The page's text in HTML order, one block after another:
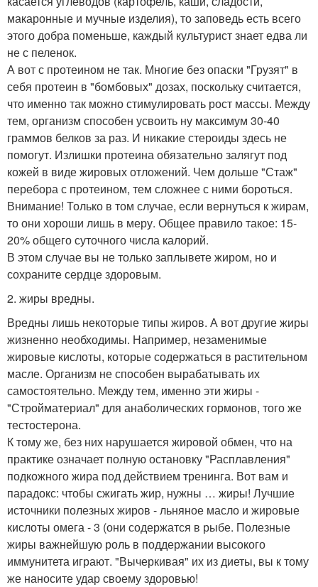
макаронные и мучные изделия), то заповедь есть всего
этого добра поменьше, каждый культурист знает едва ли
не с пеленок.
А вот с протеином не так. Многие без опаски "Грузят" в
себя протеин в "бомбовых" дозах, поскольку считается,
что именно так можно стимулировать рост массы. Между
тем, организм способен усвоить ну максимум 30-40
граммов белков за раз. И никакие стероиды здесь не
помогут. Излишки протеина обязательно залягут под
кожей в виде жировых отложений. Чем дольше "Стаж"
перебора с протеином, тем сложнее с ними бороться.
Внимание! Только в том случае, если вернуться к жирам,
то они хороши лишь в меру. Общее правило такое: 15-
20% общего суточного числа калорий.
В этом случае вы не только заплывете жиром, но и
сохраните сердце здоровым.
2. жиры вредны.
Вредны лишь некоторые типы жиров. А вот другие жиры
жизненно необходимы. Например, незаменимые
жировые кислоты, которые содержаться в растительном
масле. Организм не способен вырабатывать их
самостоятельно. Между тем, именно эти жиры -
"Стройматериал" для анаболических гормонов, того же
тестостерона.
К тому же, без них нарушается жировой обмен, что на
практике означает полную остановку "Расплавления"
подкожного жира под действием тренинга. Вот вам и
парадокс: чтобы сжигать жир, нужны … жиры! Лучшие
источники полезных жиров - льняное масло и жировые
кислоты омега - 3 (они содержатся в рыбе. Полезные
жиры важнейшую роль в поддержании высокого
иммунитета играют. "Вычеркивая" их из диеты, вы к тому
же наносите удар своему здоровью!